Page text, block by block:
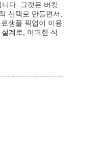
다. 그것은 버킷
선택로 만들면서,
샘플 픽업이 이용
계로, 어떠한 식